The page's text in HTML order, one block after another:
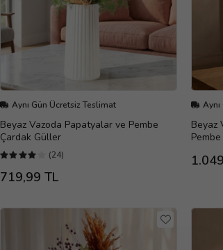
Aynı Gün Ücretsiz Teslimat
Beyaz Vazoda Papatyalar ve Pembe
Çardak Güller
(24)
719,99 TL
Beyaz